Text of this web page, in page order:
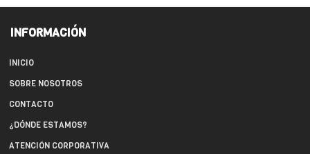
INFORMACIÓN
INICIO
SOBRE NOSOTROS
CONTACTO
¿DÓNDE ESTAMOS?
ATENCIÓN CORPORATIVA